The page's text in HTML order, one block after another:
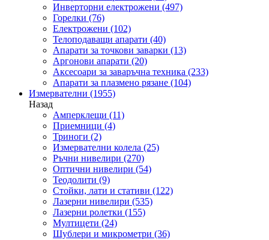
Инверторни електрожени (497)
Горелки (76)
Електрожени (102)
Телоподаващи апарати (40)
Апарати за точкови заварки (13)
Аргонови апарати (20)
Аксесоари за заваръчна техника (233)
Апарати за плазмено рязане (104)
Измервателни (1955)
Назад
Амперклещи (11)
Приемници (4)
Триноги (2)
Измервателни колела (25)
Ръчни нивелири (270)
Оптични нивелири (54)
Теодолити (9)
Стойки, лати и стативи (122)
Лазерни нивелири (535)
Лазерни ролетки (155)
Мултицети (24)
Шублери и микрометри (36)